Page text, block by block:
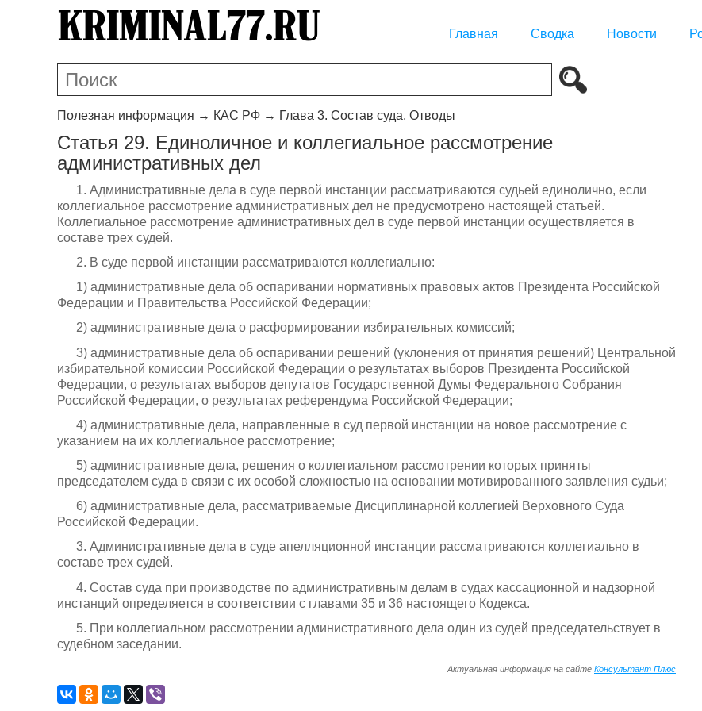
Главная Сводка Новости
Полезная информация → КАС РФ → Глава 3. Состав суда. Отводы
Статья 29. Единоличное и коллегиальное рассмотрение
административных дел
1. Административные дела в суде первой инстанции рассматриваются судьей единолично, если
коллегиальное рассмотрение административных дел не предусмотрено настоящей статьей.
Коллегиальное рассмотрение административных дел в суде первой инстанции осуществляется в
составе трех судей.
2. В суде первой инстанции рассматриваются коллегиально:
1) административные дела об оспаривании нормативных правовых актов Президента Российской
Федерации и Правительства Российской Федерации;
2) административные дела о расформировании избирательных комиссий;
3) административные дела об оспаривании решений (уклонения от принятия решений) Центральной
избирательной комиссии Российской Федерации о результатах выборов Президента Российской
Федерации, о результатах выборов депутатов Государственной Думы Федерального Собрания
Российской Федерации, о результатах референдума Российской Федерации;
4) административные дела, направленные в суд первой инстанции на новое рассмотрение с
указанием на их коллегиальное рассмотрение;
5) административные дела, решения о коллегиальном рассмотрении которых приняты
председателем суда в связи с их особой сложностью на основании мотивированного заявления судьи;
6) административные дела, рассматриваемые Дисциплинарной коллегией Верховного Суда
Российской Федерации.
3. Административные дела в суде апелляционной инстанции рассматриваются коллегиально в
составе трех судей.
4. Состав суда при производстве по административным делам в судах кассационной и надзорной
инстанций определяется в соответствии с главами 35 и 36 настоящего Кодекса.
5. При коллегиальном рассмотрении административного дела один из судей председательствует в
судебном заседании.
Актуальная информация на сайте Консультант Плюс